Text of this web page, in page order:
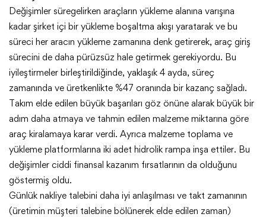
Değişimler süregelirken araçların yükleme alanına varışına
kadar şirket içi bir yükleme boşaltma akışı yaratarak ve bu
süreci her aracın yükleme zamanına denk getirerek, araç giriş
sürecini de daha pürüzsüz hale getirmek gerekiyordu. Bu
iyileştirmeler birleştirildiğinde, yaklaşık 4 ayda, süreç
zamanında ve üretkenlikte %47 oranında bir kazanç sağladı.
Takım elde edilen büyük başarıları göz önüne alarak büyük bir
adım daha atmaya ve tahmin edilen malzeme miktarına göre
araç kiralamaya karar verdi. Ayrıca malzeme toplama ve
yükleme platformlarına iki adet hidrolik rampa inşa ettiler. Bu
değişimler ciddi finansal kazanım fırsatlarının da olduğunu
göstermiş oldu.
Günlük nakliye talebini daha iyi anlaşılması ve takt zamanının
(üretimin müşteri talebine bölünerek elde edilen zaman)